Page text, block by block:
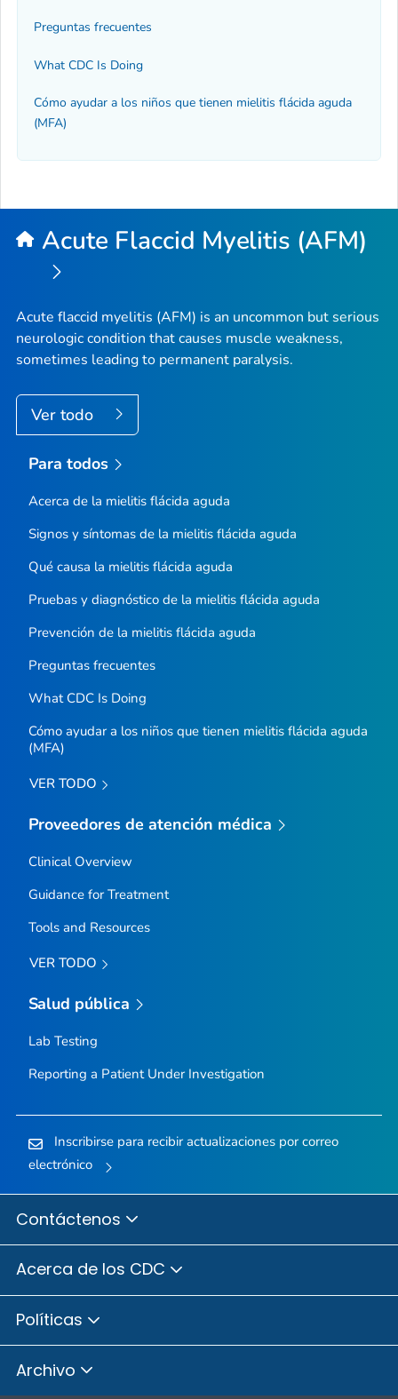
Preguntas frecuentes
What CDC Is Doing
Cómo ayudar a los niños que tienen mielitis flácida aguda
(MFA)
Acute Flaccid Myelitis (AFM)
Acute flaccid myelitis (AFM) is an uncommon but serious
neurologic condition that causes muscle weakness,
sometimes leading to permanent paralysis.
Ver todo
Para todos
Acerca de la mielitis flácida aguda
Signos y síntomas de la mielitis flácida aguda
Qué causa la mielitis flácida aguda
Pruebas y diagnóstico de la mielitis flácida aguda
Prevención de la mielitis flácida aguda
Preguntas frecuentes
What CDC Is Doing
Cómo ayudar a los niños que tienen mielitis flácida aguda
(MFA)
VER TODO
Proveedores de atención médica
Clinical Overview
Guidance for Treatment
Tools and Resources
VER TODO
Salud pública
Lab Testing
Reporting a Patient Under Investigation
Inscribirse para recibir actualizaciones por correo
electrónico
Contáctenos
Acerca de los CDC
Políticas
Archivo